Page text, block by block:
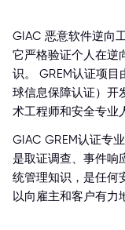
GIAC 恶意软件逆向
它严格验证个人在逆
识。 GREM认证项
球信息保障认证）开
术工程师和安全专业
GIAC GREM认证专
是取证调查、事件响
统管理知识，是任何
以向雇主和客户有力